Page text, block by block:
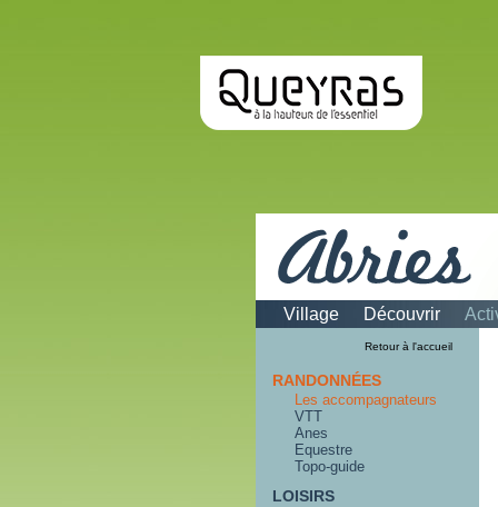
Les
Village Découvrir
Retour à l'accueil
RANDONNÉES
Les accompagnateurs
VTT
Anes
Equestre
Topo-guide
LOISIRS